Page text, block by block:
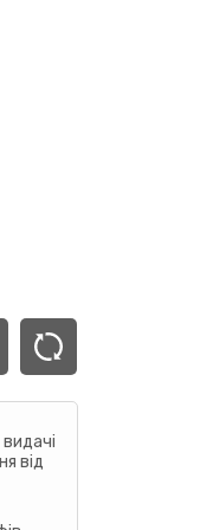
від